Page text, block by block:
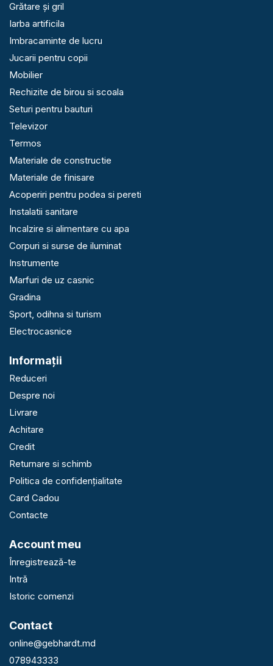
Grătare și gril
Iarba artificila
Imbracaminte de lucru
Jucarii pentru copii
Mobilier
Rechizite de birou si scoala
Seturi pentru bauturi
Televizor
Termos
Materiale de constructie
Materiale de finisare
Acoperiri pentru podea si pereti
Instalatii sanitare
Incalzire si alimentare cu apa
Corpuri si surse de iluminat
Instrumente
Marfuri de uz casnic
Gradina
Sport, odihna si turism
Electrocasnice
Informaţii
Reduceri
Despre noi
Livrare
Achitare
Credit
Returnare si schimb
Politica de confidențialitate
Card Cadou
Contacte
Account meu
Înregistrează-te
Intră
Istoric comenzi
Contact
online@gebhardt.md
078943333